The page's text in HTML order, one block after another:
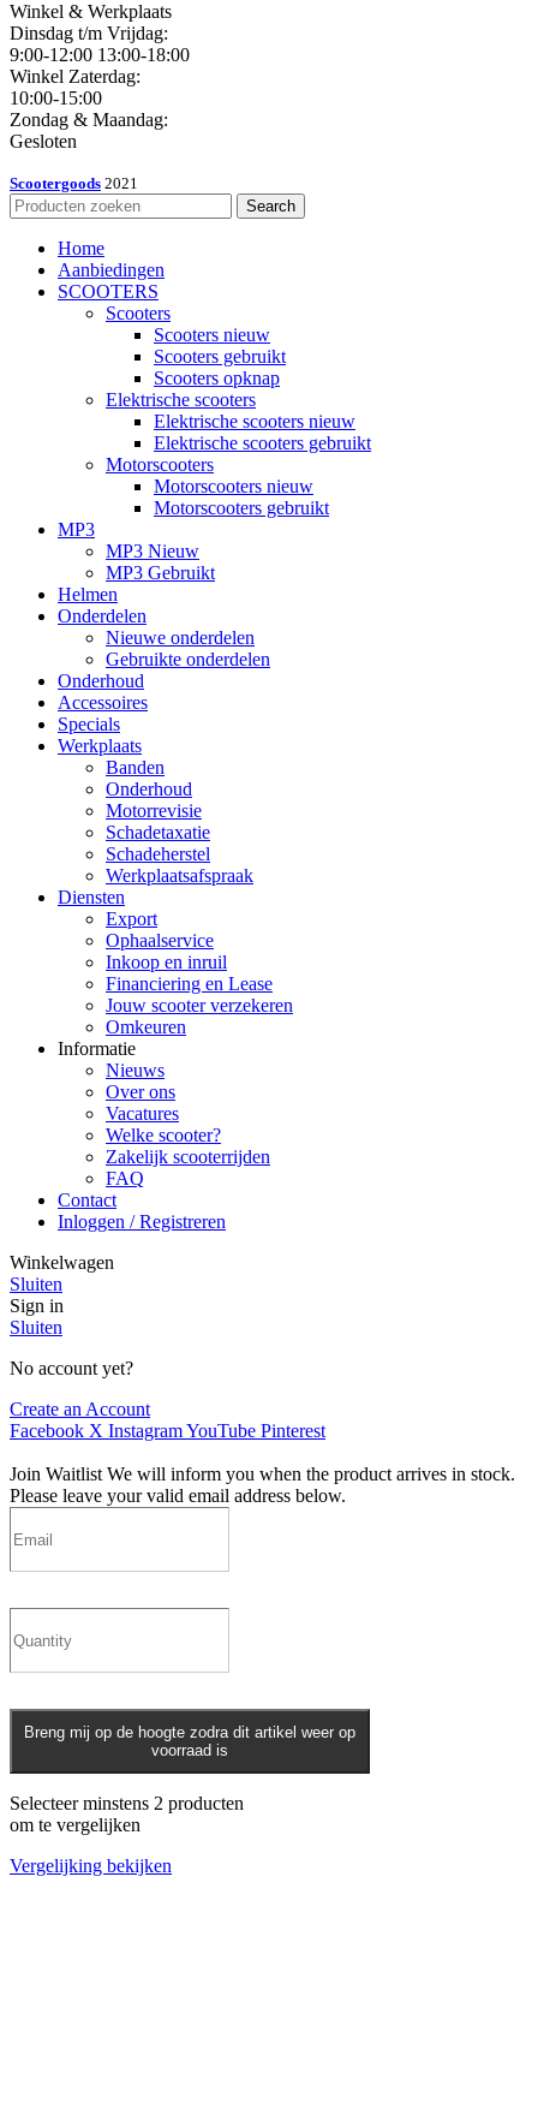
Winkel & Werkplaats
Dinsdag t/m Vrijdag:
9:00-12:00 13:00-18:00
Winkel Zaterdag:
10:00-15:00
Zondag & Maandag:
Gesloten
Scootergoods 2021
Search
Home
Aanbiedingen
SCOOTERS
Scooters
Scooters nieuw
Scooters gebruikt
Scooters opknap
Elektrische scooters
Elektrische scooters nieuw
Elektrische scooters gebruikt
Motorscooters
Motorscooters nieuw
Motorscooters gebruikt
MP3
MP3 Nieuw
MP3 Gebruikt
Helmen
Onderdelen
Nieuwe onderdelen
Gebruikte onderdelen
Onderhoud
Accessoires
Specials
Werkplaats
Banden
Onderhoud
Motorrevisie
Schadetaxatie
Schadeherstel
Werkplaatsafspraak
Diensten
Export
Ophaalservice
Inkoop en inruil
Financiering en Lease
Jouw scooter verzekeren
Omkeuren
Informatie
Nieuws
Over ons
Vacatures
Welke scooter?
Zakelijk scooterrijden
FAQ
Contact
Inloggen / Registreren
Winkelwagen
Sluiten
Sign in
Sluiten
No account yet?
Create an Account
Facebook X InstagramYouTube Pinterest
Join Waitlist We will inform you when the product arrives in stock.
Please leave your valid email address below.
Breng mij op de hoogte zodra dit artikel weer op
voorraad is
Selecteer minstens 2 producten
om te vergelijken
Vergelijking bekijken